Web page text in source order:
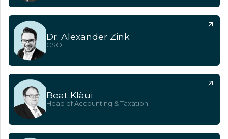
Dr. Alexander Zink
CSO
Beat Kläui
Head of Accounting & Taxation